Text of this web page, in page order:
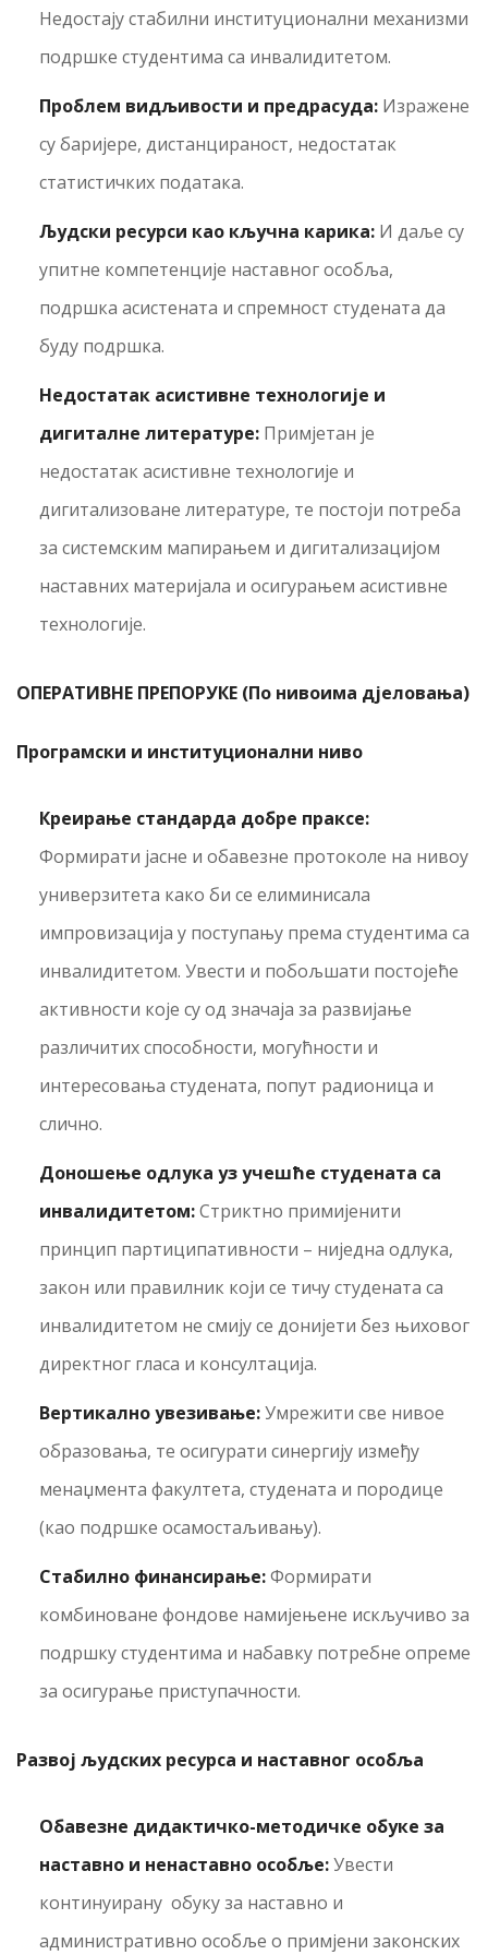
Недостају стабилни институционални механизми
подршке студентима са инвалидитетом.
Проблем видљивости и предрасуда: Изражене
су баријере, дистанцираност, недостатак
статистичких података.
Људски ресурси као кључна карика: И даље су
упитне компетенције наставног особља,
подршка асистената и спремност студената да
буду подршка.
Недостатак асистивне технологије и
дигиталне литературе: Примјетан је
недостатак асистивне технологије и
дигитализоване литературе, те постоји потреба
за системским мапирањем и дигитализацијом
наставних материјала и осигурањем асистивне
технологије.
ОПЕРАТИВНЕ ПРЕПОРУКЕ (По нивоима дјеловања)
Програмски и институционални ниво
Креирање стандарда добре праксе:
Формирати јасне и обавезне протоколе на нивоу
универзитета како би се елиминисала
импровизација у поступању према студентима са
инвалидитетом. Увести и побољшати постојеће
активности које су од значаја за развијање
различитих способности, могућности и
интересовања студената, попут радионица и
слично.
Доношење одлука уз учешће студената са
инвалидитетом:Стриктно примијенити
принцип партиципативности – ниједна одлука,
закон или правилник који се тичу студената са
инвалидитетом не смију се донијети без њиховог
директног гласа и консултација.
Вертикално увезивање:Умрежити све нивое
образовања, те осигурати синергију између
менаџмента факултета, студената и породице
(као подршке осамостаљивању).
Стабилно финансирање:Формирати
комбиноване фондове намијењене искључиво за
подршку студентима и набавку потребне опреме
за осигурање приступачности.
Развој људских ресурса и наставног особља
Обавезне дидактичко-методичке обуке за
наставно и ненаставно особље:Увести
континуирану обуку за наставно и
административно особље о примјени законских